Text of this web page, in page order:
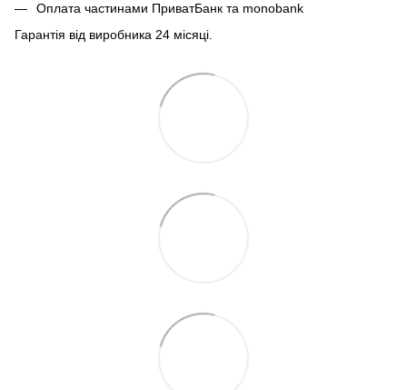
Оплата частинами ПриватБанк та monobank
Гарантія від виробника 24 місяці.